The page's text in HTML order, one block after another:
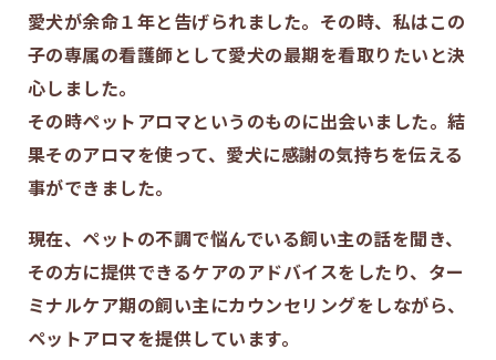
愛犬が余命１年と告げられました。その時、私はこの
子の専属の看護師として愛犬の最期を看取りたいと決
心しました。
その時ペットアロマというのものに出会いました。結
果そのアロマを使って、愛犬に感謝の気持ちを伝える
事ができました。
現在、ペットの不調で悩んでいる飼い主の話を聞き、
その方に提供できるケアのアドバイスをしたり、ター
ミナルケア期の飼い主にカウンセリングをしながら、
ペットアロマを提供しています。